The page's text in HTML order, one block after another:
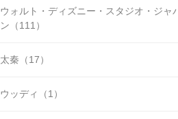
ウォルト・ディズニー・スタジオ・ジャ
ン（111）
太秦（17）
ウッディ（1）